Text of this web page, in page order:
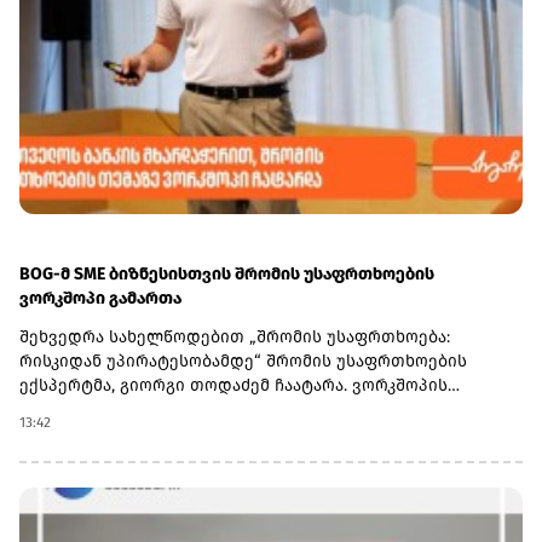
BOG-მ SME ბიზნესისთვის შრომის უსაფრთხოების
ვორკშოპი გამართა
შეხვედრა სახელწოდებით „შრომის უსაფრთხოება:
რისკიდან უპირატესობამდე“ შრომის უსაფრთხოების
ექსპერტმა, გიორგი თოდაძემ ჩაატარა. ვორკშოპის
სტანდარტების დანერგვა ბიზნესის მდგრადი
განვითარების, ფინანსური სტაბილურობისა და
რეპუტაციის გაძლიერების ინსტრუმენტად.ღონისძიებაზე
13:42